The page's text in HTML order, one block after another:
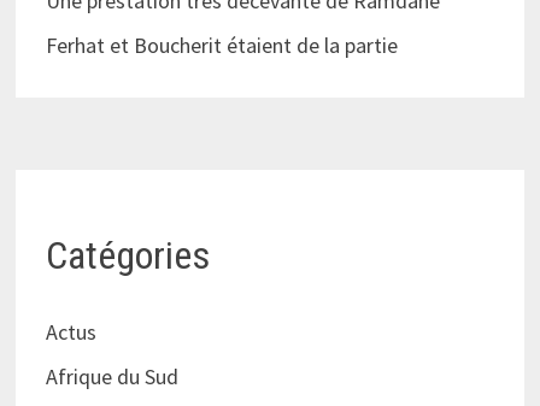
Ferhat et Boucherit étaient de la partie
Catégories
Actus
Afrique du Sud